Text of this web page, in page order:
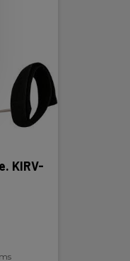
KIRV-